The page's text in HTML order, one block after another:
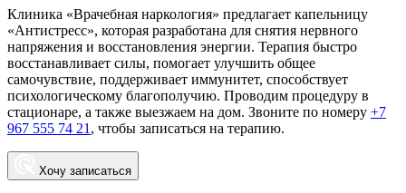
Клиника «Врачебная наркология» предлагает капельницу
«Антистресс», которая разработана для снятия нервного
напряжения и восстановления энергии. Терапия быстро
восстанавливает силы, помогает улучшить общее
самочувствие, поддерживает иммунитет, способствует
психологическому благополучию. Проводим процедуру в
стационаре, а также выезжаем на дом. Звоните по номеру +7
967 555 74 21 , чтобы записаться на терапию.
Хочу записаться